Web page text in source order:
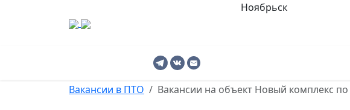
Ноябрьск
Вакансии в ПТО
Вакансии на объект Новый комплекс